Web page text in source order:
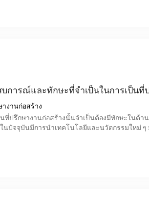
บการณ์และทักษะที่จำเป็นในการเป็นที่
งานก่อสร้าง
นที่ปรึกษางานก่อสร้างนั้นจำเป็นต้องมีทักษะในด้า
ในปัจจุบันมีการนำเทคโนโลยีและนวัตกรรมใหม่ ๆ